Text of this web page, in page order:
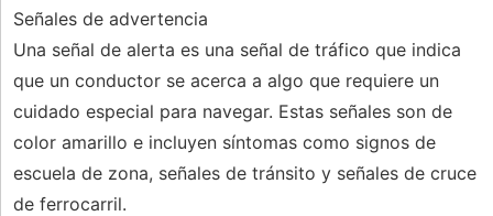
Señales de advertencia
Una señal de alerta es una señal de tráfico que indica
que un conductor se acerca a algo que requiere un
cuidado especial para navegar. Estas señales son de
color amarillo e incluyen síntomas como signos de
escuela de zona, señales de tránsito y señales de cruce
de ferrocarril.